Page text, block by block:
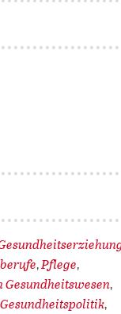
,Pflege,
,
Gesundheitspolitik,